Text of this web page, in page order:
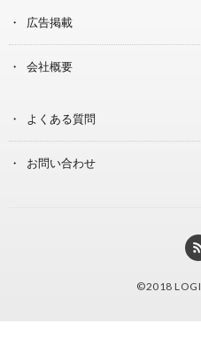
広告掲載
会社概要
よくある質問
お問い合わせ
©2018